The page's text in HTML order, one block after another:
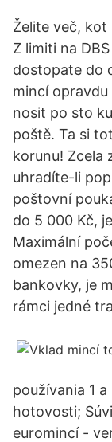
Želite več,
Z limiti na
dostopate do
mincí
nosit po sto
poště. Ta si
korunu! Zcela
uhradíte-li
poštovní
do 5 000 Kč,
Maximální
omezen na
bankovky, je
rámci jedné
používania 1
hotovosti;
euromincí -